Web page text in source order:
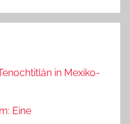
in Mexiko-
Eine